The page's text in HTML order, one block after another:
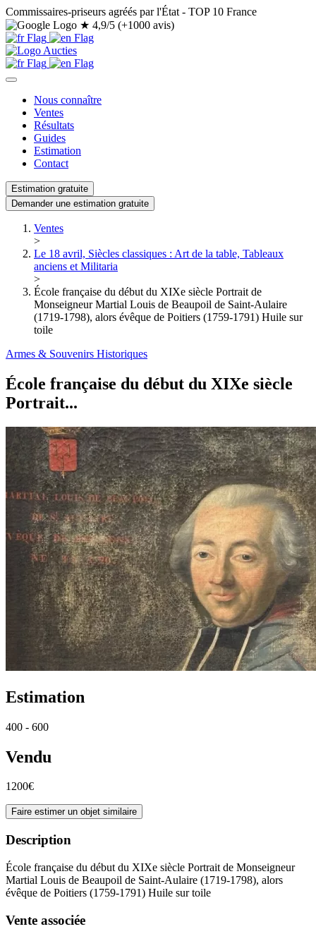
Commissaires-priseurs agréés par l'État - TOP 10 France
★ 4,9/5 (+1000 avis)
Nous connaître
Ventes
Résultats
Guides
Estimation
Contact
Estimation gratuite
Demander une estimation gratuite
Ventes
>
Le 18 avril, Siècles classiques : Art de la table, Tableaux
anciens et Militaria
>
École française du début du XIXe siècle Portrait de
Monseigneur Martial Louis de Beaupoil de Saint-Aulaire
(1719-1798), alors évêque de Poitiers (1759-1791) Huile sur
toile
Armes & Souvenirs Historiques
École française du début du XIXe siècle
Portrait...
Estimation
400 - 600
Vendu
1200€
Faire estimer un objet similaire
Description
École française du début du XIXe siècle Portrait de Monseigneur
Martial Louis de Beaupoil de Saint-Aulaire (1719-1798), alors
évêque de Poitiers (1759-1791) Huile sur toile
Vente associée